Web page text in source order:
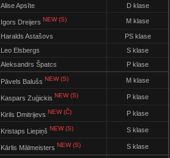
Alise Apsīte D klase
Igors Dreijers NEW (S) M klase
Haralds Astašovs
PS klase
Leo Elsbergs
S klase
Aleksandrs Špatcs P klase
Pāvels Balušs NEW (S) M klase
Kaspars Zuģickis NEW (S) P klase
Kirils Dmitrijevs NEW (Č) P klase
Kristaps Liepiņš NEW (S) S klase
Kārlis Mālmeisters NEW (S) S klase